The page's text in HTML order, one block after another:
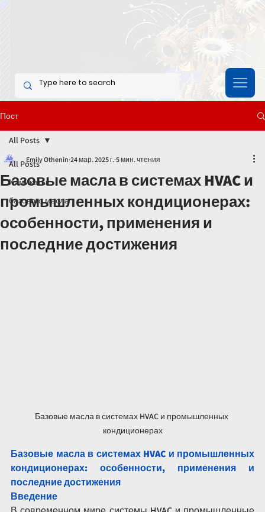
Пост
All Posts
Химикаты
базового масла
All Posts
Базовые масла в системах HVAC и
промышленных кондиционерах:
особенности, применения и
последние достижения
Emily Othenin 24 мар. 2025 г. 5 мин. чтения
Базовые масла в системах HVAC и промышленных
кондиционерах
Базовые масла в системах HVAC и промышленных
кондиционерах: особенности, применения и
последние достижения
Введение